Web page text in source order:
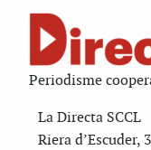
Periodisme
La Directa SCCL
Riera d’Escuder,